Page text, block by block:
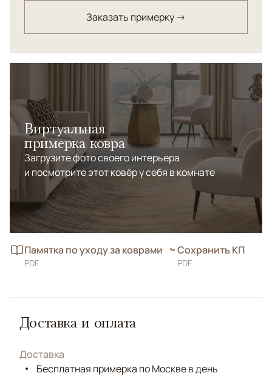
Заказать примерку →
Виртуальная
примерка ковра
Загрузите фото своего интерьера
и посмотрите этот ковёр у себя в комнате
Памятка по уходу за коврами
PDF
Сохранить КП
PDF
Доставка и оплата
Доставка
Бесплатная примерка по Москве в день